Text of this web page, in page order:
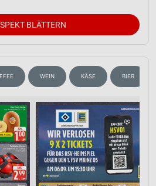
BLÄTTERN
WEIN KÄSE BIER